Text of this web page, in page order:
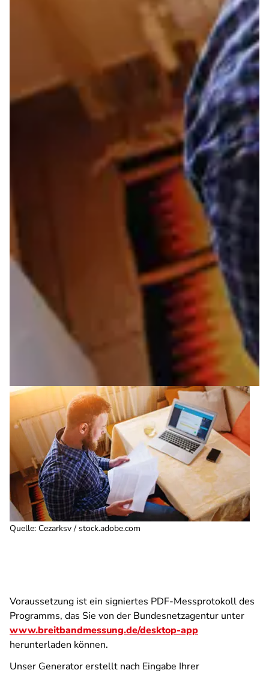
Quelle: Cezarksv / stock.adobe.com
Voraussetzung ist ein signiertes PDF-Messprotokoll des
Programms, das Sie von der Bundesnetzagentur unter
www.breitbandmessung.de/desktop-app
herunterladen können.
Unser Generator erstellt nach Eingabe Ihrer